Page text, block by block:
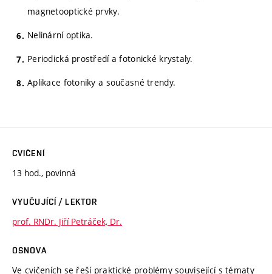
magnetooptické prvky.
Nelinární optika.
Periodická prostředí a fotonické krystaly.
Aplikace fotoniky a současné trendy.
CVIČENÍ
13 hod., povinná
VYUČUJÍCÍ / LEKTOR
prof. RNDr. Jiří Petráček, Dr.
OSNOVA
Ve cvičeních se řeší praktické problémy související s tématy